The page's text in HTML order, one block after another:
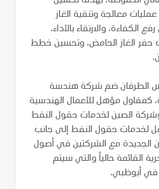
معالجة وتنقية الغاز
الكفاءة، والارتقاء بالأداء،
حفر الغاز الحامض، وتحسين خطط
الطرفان ضم شركة هندسة
كمقاول مؤهل للأعمال الهندسية
وشركة الصين لخدمات حقول النفط
لخدمات حقول النفط إلى جانب
الجديدة مع الشركتين في أصول
القائمة حالياً والتي سيتم
في أبوظبي.